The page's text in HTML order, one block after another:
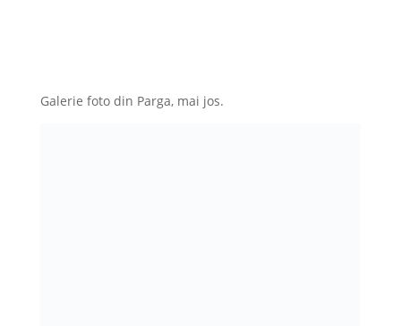
Galerie foto din Parga, mai jos.